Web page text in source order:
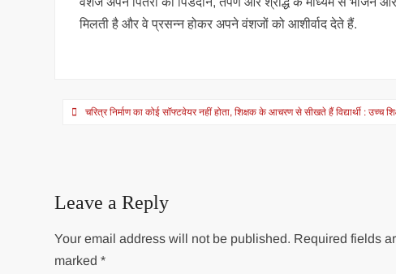
मिलती है और वे प्रसन्न होकर अपने वंशजों को आशीर्वाद देते हैं.
Postचरित्र निर्माण का कोई सॉफ्टवेयर नहीं होता, शिक्षक के आचरण से सीखते हैं विद्यार्थी : उच्च
Leave a Reply
Your email address will not be published. Required fields
marked*